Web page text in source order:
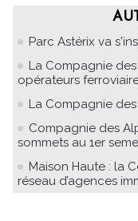
Parc Astérix va
La Compagnie
opérateurs
La Compagnie
Compagnie des
sommets au 1er
Maison Haute : la
réseau d’agences